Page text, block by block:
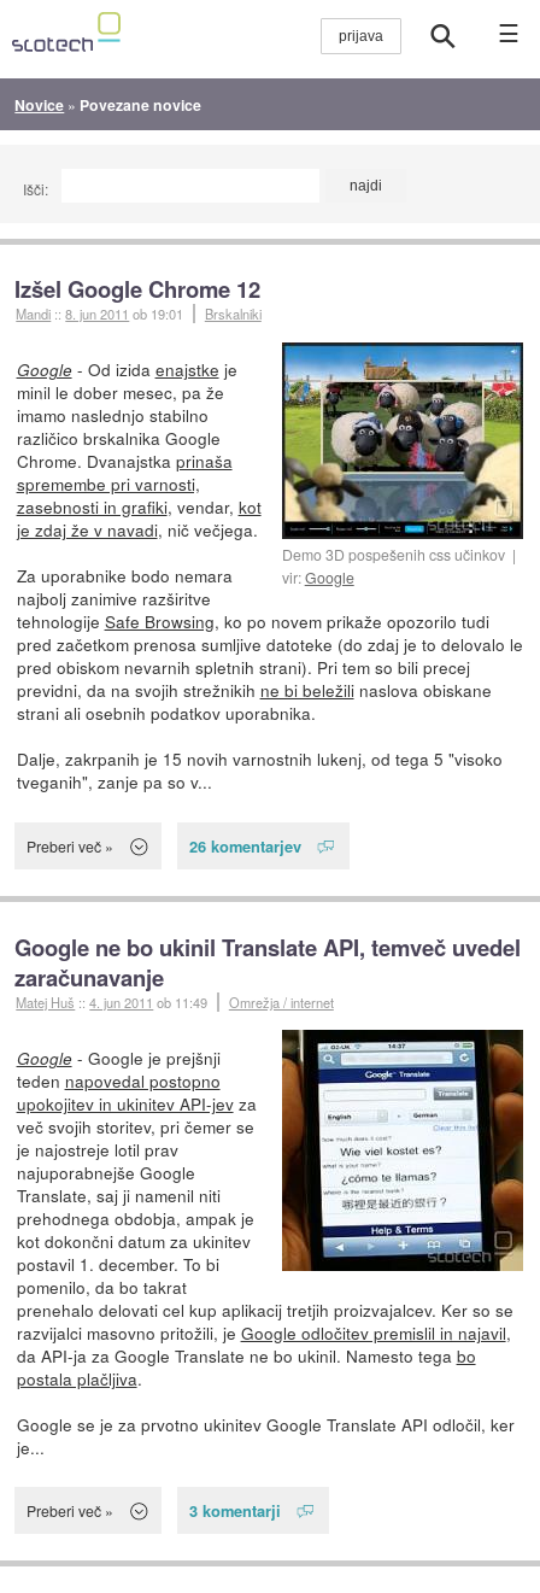
☰
Novice » Povezane novice
Išči:
Izšel Google Chrome 12
Mandi ::8. jun 2011 ob 19:01 Brskalniki
Demo 3D pospešenih css učinkov
vir:Google
Google- Od izida enajstke je
minil le dober mesec, pa že
imamo naslednjo stabilno
različico brskalnika Google
Chrome. Dvanajstka prinaša
spremembe pri varnosti,
zasebnosti in grafiki, vendar, kot
je zdaj že v navadi, nič večjega.
Za uporabnike bodo nemara
najbolj zanimive razširitve
tehnologije Safe Browsing, ko po novem prikaže opozorilo tudi
pred začetkom prenosa sumljive datoteke (do zdaj je to delovalo le
pred obiskom nevarnih spletnih strani). Pri tem so bili precej
previdni, da na svojih strežnikih ne bi beležilinaslova obiskane
strani ali osebnih podatkov uporabnika.
Dalje, zakrpanih je 15 novih varnostnih lukenj, od tega 5 "visoko
tveganih", zanje pa so v...
Preberi več » 26 komentarjev
Google ne bo ukinil Translate API, temveč uvedel
zaračunavanje
Matej Huš ::4. jun 2011 ob 11:49 Omrežja / internet
Google- Google je prejšnji
teden napovedal postopno
upokojitev in ukinitev API-jevza
več svojih storitev, pri čemer se
je najostreje lotil prav
najuporabnejše Google
Translate, saj ji namenil niti
prehodnega obdobja, ampak je
kot dokončni datum za ukinitev
postavil 1. december. To bi
pomenilo, da bo takrat
prenehalo delovati cel kup aplikacij tretjih proizvajalcev. Ker so se
razvijalci masovno pritožili, je Google odločitev premislil in najavil,
da API-ja za Google Translate ne bo ukinil. Namesto tega bo
postala plačljiva.
Google se je za prvotno ukinitev Google Translate API odločil, ker
je...
Preberi več » 3 komentarji